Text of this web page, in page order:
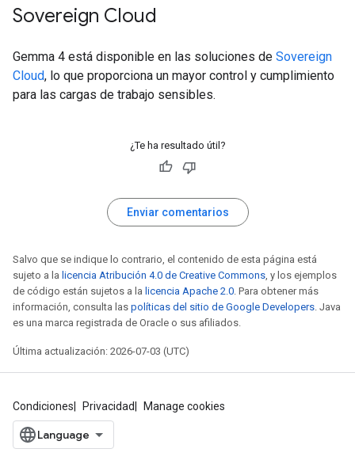
Sovereign Cloud
Gemma 4 está disponible en las soluciones de Sovereign
Cloud, lo que proporciona un mayor control y cumplimiento
para las cargas de trabajo sensibles.
¿Te ha resultado útil?
Enviar comentarios
Salvo que se indique lo contrario, el contenido de esta página está
sujeto a la licencia Atribución 4.0 de Creative Commons, y los ejemplos
de código están sujetos a la licencia Apache 2.0. Para obtener más
información, consulta las políticas del sitio de Google Developers. Java
es una marca registrada de Oracle o sus afiliados.
Última actualización: 2026-07-03 (UTC)
Condiciones Privacidad Manage cookies